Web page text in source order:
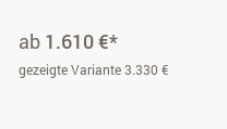
ab 1.610 €*
gezeigte Variante 3.330 €